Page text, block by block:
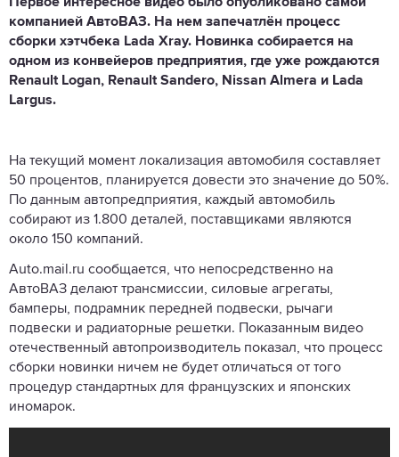
компанией АвтоВАЗ. На нем запечатлён процесс
сборки хэтчбека Lada Xray. Новинка собирается на
одном из конвейеров предприятия, где уже рождаются
Renault Logan, Renault Sandero, Nissan Almera и Lada
Largus.
На текущий момент локализация автомобиля составляет
50 процентов, планируется довести это значение до 50%.
По данным автопредприятия, каждый автомобиль
собирают из 1.800 деталей, поставщиками являются
около 150 компаний.
Auto.mail.ru сообщается, что непосредственно на
АвтоВАЗ делают трансмиссии, силовые агрегаты,
бамперы, подрамник передней подвески, рычаги
подвески и радиаторные решетки. Показанным видео
отечественный автопроизводитель показал, что процесс
сборки новинки ничем не будет отличаться от того
процедур стандартных для французских и японских
иномарок.